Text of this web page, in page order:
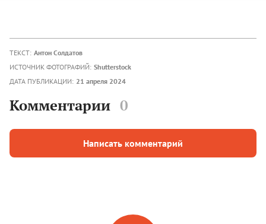
ТЕКСТ: Антон Солдатов
ИСТОЧНИК ФОТОГРАФИЙ: Shutterstock
ДАТА ПУБЛИКАЦИИ: 21 апреля 2024
Комментарии 0
Написать комментарий